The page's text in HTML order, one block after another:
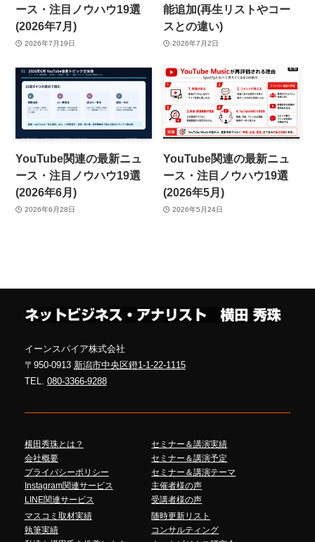
ース・注目ノウハウ19選
(2026年7月)
2026年7月19日
能追加(再生リストやコー
スとの違い)
2026年7月2日
YouTube関連の最新ニュ
ース・注目ノウハウ19選
(2026年6月)
2026年6月28日
YouTube関連の最新ニュ
ース・注目ノウハウ19選
(2026年5月)
2026年5月24日
イーンスパイア株式会社
〒950-0913 新潟市中央区鐙1-1-22-1115
TEL. 080-3366-9288
横田秀珠とは？
会社概要
プライバシーポリシー
Instagram関連サービス
LINE関連サービス
セミナー＆講演実績
セミナー＆講演予定
セミナー＆講演テーマ
主催者様の声
受講者様の声
マスコミ取材実績
執筆実績
随時更新リスト
コンサルティング